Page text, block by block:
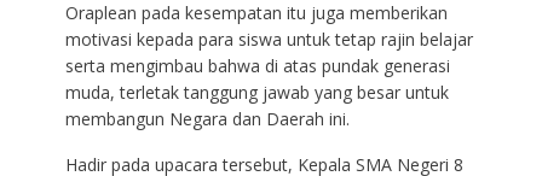
Oraplean pada kesempatan itu juga memberikan
motivasi kepada para siswa untuk tetap rajin belajar
serta mengimbau bahwa di atas pundak generasi
muda, terletak tanggung jawab yang besar untuk
membangun Negara dan Daerah ini.
Hadir pada upacara tersebut, Kepala SMA Negeri 8